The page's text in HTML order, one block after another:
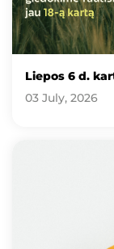
Liepos 6 d.
03 July, 2026